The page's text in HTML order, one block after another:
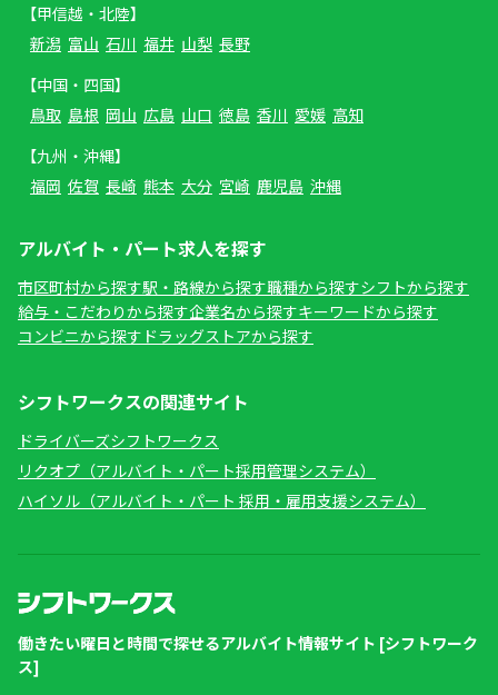
【甲信越・北陸】
新潟 富山 石川 福井 山梨 長野
【中国・四国】
鳥取 島根 岡山 広島 山口 徳島 香川 愛媛 高知
【九州・沖縄】
福岡 佐賀 長崎 熊本 大分 宮崎 鹿児島 沖縄
アルバイト・パート求人を探す
市区町村から探す駅・路線から探す職種から探すシフトから探す
給与・こだわりから探す企業名から探すキーワードから探す
コンビニから探す ドラッグストアから探す
シフトワークスの関連サイト
ドライバーズシフトワークス
リクオプ（アルバイト・パート採用管理システム）
ハイソル（アルバイト・パート 採用・雇用支援システム）
働きたい曜日と時間で探せるアルバイト情報サイト [シフトワーク
ス]